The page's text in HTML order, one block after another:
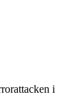
i